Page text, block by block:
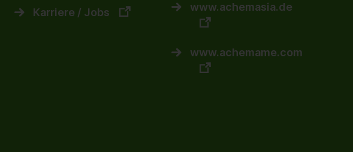
Karriere / Jobs www.achemasia.de
www.achemame.com